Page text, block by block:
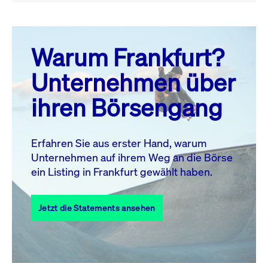
August 26
MO. DI. MI. DO. FR. SA. SO.
1
2
3
4 5 6 7 8
17 18 19 20 21 22
23
27 28
31
Alle Events
Warum Frankfurt?
Unternehmen über
ihren Börsengang
Erfahren Sie aus erster Hand, warum
Unternehmen auf ihrem Weg an die Börse
ein Listing in Frankfurt gewählt haben.
Jetzt die Statements ansehen